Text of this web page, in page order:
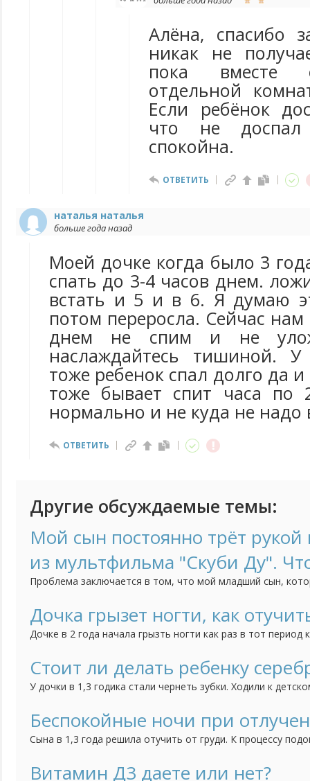
Алёна, спасибо
никак не
пока вместе
отдельной
Если ребёнок
что не
спокойна.
ОТВЕТИТЬ
наталья наталья
больше года назад
Моей дочке когда было 3
спать до 3-4 часов днем.
встать и 5 и в 6. Я думаю
потом переросла. Сейчас
днем не спим и не
наслаждайтесь тишиной.
тоже ребенок спал долго да и
тоже бывает спит часа по
нормально и не куда не надо
ОТВЕТИТЬ
Другие обсуждаемые темы:
Мой сын постоянно трёт рукой
из мультфильма "Скуби Ду".
Проблема заключается в том, что мой младший сын,
как он начал посещать детский сад. Психолог говорит,
но мне страшно за своё чадо. Может быть у кого-нибудь
Дочка грызет ногти, как
Дочке в 2 года начала грызть ногти как раз в тот период
как вариант думаю может появление брата так
привычка грызть ногти. Сейчас дочке 3 года, а привычка
Стоит ли делать ребенку
У дочки в 1,3 годика стали чернеть зубки. Ходили к
сделать серебрение. Зубки мы чистим, но результат
теперь не знаю стоить ли делать процедуру серебрения
Беспокойные ночи при
Сына в 1,3 года решила отучить от груди. К процессу
несколько часов оставляя его одного, потом на полдня.
Витамин Д3 даете или нет?